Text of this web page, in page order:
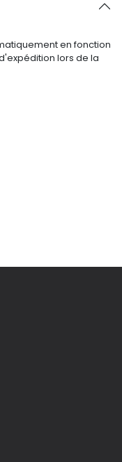
en fonction
lors de la